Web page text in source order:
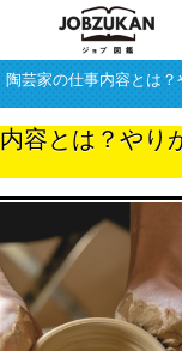
陶芸家の仕事内容とは
容とは？やり